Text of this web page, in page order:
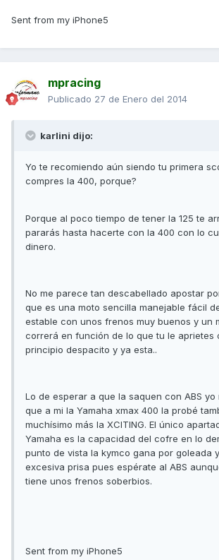
Sent from my iPhone5
mpracing
Publicado 27 de Enero del 2014
karlini dijo:
Yo te recomiendo aún siendo tu primera
compres la 400, porque?
Porque al poco tiempo de tener la 125 te
pararás hasta hacerte con la 400 con lo
dinero.
No me parece tan descabellado apostar
que es una moto sencilla manejable fácil
estable con unos frenos muy buenos y un
correrá en función de lo que tu le aprietes
principio despacito y ya esta..
Lo de esperar a que la saquen con ABS yo
que a mi la Yamaha xmax 400 la probé
muchísimo más la XCITING. El único
Yamaha es la capacidad del cofre en lo
punto de vista la kymco gana por goleada
excesiva prisa pues espérate al ABS
tiene unos frenos soberbios.
Sent from my iPhone5